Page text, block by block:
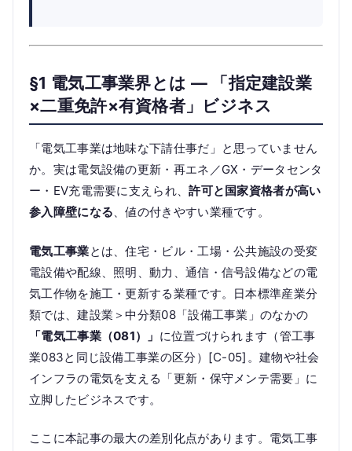
§1 電気工事業界とは — 「指定建設業
×二重免許×有資格者」ビジネス
「電気工事業は地味な下請仕事だ」と思っていません
か。実は電気設備の更新・再エネ／GX・データセンタ
ー・EV充電需要に支えられ、許可と国家資格者が高い
参入障壁になる 、値の付きやすい業種です。
電気工事業とは、住宅・ビル・工場・公共施設の受変
電設備や配線、照明、動力、通信・信号設備などの電
気工作物を施工・更新する業種です。日本標準産業分
類では、建設業＞中分類08「設備工事業」のなかの
「電気工事業（081）」 に位置づけられます（管工事
業083と同じ設備工事業の区分）[C-05]。建物や社会
インフラの電気を支える「更新・保守メンテ需要」に
立脚したビジネスです。
ここに本記事の最大の差別化点があります。電気工事